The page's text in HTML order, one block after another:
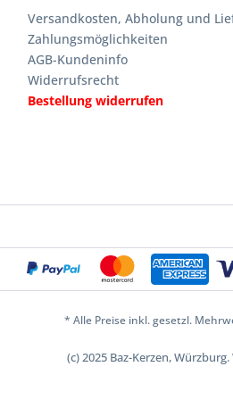
Versandkosten, Abholung und
Zahlungsmöglichkeiten
AGB-Kundeninfo
Widerrufsrecht
Bestellung widerrufen
* Alle Preise inkl. gesetzl.
(c) 2025 Baz-Kerzen,